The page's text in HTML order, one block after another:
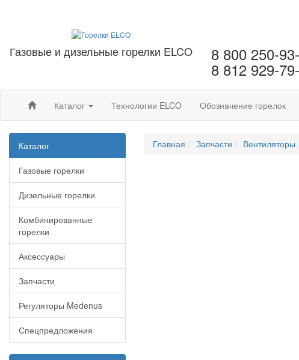
Газовые и дизельные горелки ELCO 8 800 250-
8 812 929-
Каталог Технологии ELCO Обозначение горелок
Каталог
Газовые горелки
Дизельные горелки
Комбинированные
горелки
Аксессуары
Запчасти
Регуляторы Medenus
Спецпредложения
Главная Запчасти Вентиляторы